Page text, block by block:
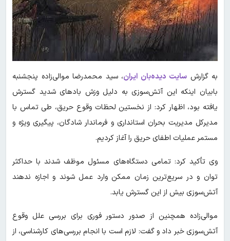
به گزارش سایت دیده‌بان ایران، سید محمدرضا موالی‌زاده پنجشنبه
بابیان اینکه این آتش‌سوزی به دلیل وزش بادهای شدید گسترش
یافته بود، اظهار کرد: از نخستین لحظات وقوع حریق، طی تماس با
مدیرکل مدیریت بحران استانداری و فرماندار شادگان، پیگیری ویژه و
مستمر عملیات اطفای حریق را آغاز کردیم.
وی تأکید کرد: تمامی دستگاه‌های مسئول موظف شدند با حداکثر
توان و در سریع‌ترین زمان ممکن وارد عمل شوند و اجازه ندهند
آتش‌سوزی بیش از این گسترش یابد.
موالی‌زاده همچنین از صدور دستور فوری برای بررسی علل وقوع
آتش‌سوزی خبر داد و گفت: لازم است با انجام بررسی‌های کارشناسی، از